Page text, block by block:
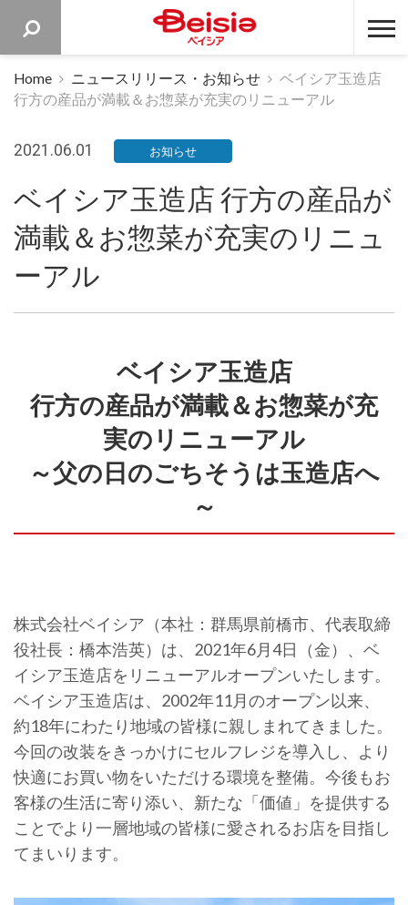
ベイシア
Home ニュースリリース・お知らせ
ベイシア玉造店
行方の産品が満載＆お惣菜が充実のリニューアル
2021.06.01 お知らせ
ベイシア玉造店 行方の産品が
満載＆お惣菜が充実のリニュ
ーアル
ベイシア玉造店
行方の産品が満載＆お惣菜が充
実のリニューアル
～父の日のごちそうは玉造店へ
～
株式会社ベイシア（本社：群馬県前橋市、代表取締
役社長：橋本浩英）は、2021年6月4日（金）、ベ
イシア玉造店をリニューアルオープンいたします。
ベイシア玉造店は、2002年11月のオープン以来、
約18年にわたり地域の皆様に親しまれてきました。
今回の改装をきっかけにセルフレジを導入し、より
快適にお買い物をいただける環境を整備。今後もお
客様の生活に寄り添い、新たな「価値」を提供する
ことでより一層地域の皆様に愛されるお店を目指し
てまいります。